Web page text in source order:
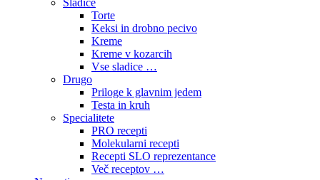
Sladice
Torte
Keksi in drobno pecivo
Kreme
Kreme v kozarcih
Vse sladice …
Drugo
Priloge k glavnim jedem
Testa in kruh
Specialitete
PRO recepti
Molekularni recepti
Recepti SLO reprezentance
Več receptov …